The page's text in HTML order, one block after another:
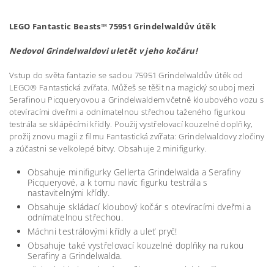
LEGO Fantastic Beasts™ 75951 Grindelwaldův útěk
Nedovol Grindelwaldovi uletět v jeho kočáru!
Vstup do světa fantazie se sadou 75951 Grindelwaldův útěk od
LEGO® Fantastická zvířata. Můžeš se těšit na magický souboj mezi
Serafinou Picqueryovou a Grindelwaldem včetně kloubového vozu s
otevíracími dveřmi a odnímatelnou střechou taženého figurkou
testrála se sklápěcími křídly. Použij vystřelovací kouzelné doplňky,
prožij znovu magii z filmu Fantastická zvířata: Grindelwaldovy zločiny
a zúčastni se velkolepé bitvy. Obsahuje 2 minifigurky.
Obsahuje minifigurky Gellerta Grindelwalda a Serafiny
Picqueryové, a k tomu navíc figurku testrála s
nastavitelnými křídly.
Obsahuje skládací kloubový kočár s otevíracími dveřmi a
odnímatelnou střechou.
Máchni testrálovými křídly a uleť pryč!
Obsahuje také vystřelovací kouzelné doplňky na rukou
Serafiny a Grindelwalda.